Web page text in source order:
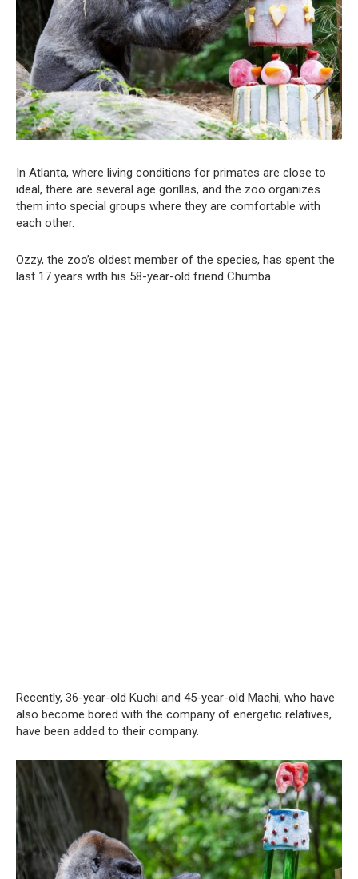
In Atlanta, where living conditions for primates are close to
ideal, there are several age gorillas, and the zoo organizes
them into special groups where they are comfortable with
each other.
Ozzy, the zoo’s oldest member of the species, has spent the
last 17 years with his 58-year-old friend Chumba.
Recently, 36-year-old Kuchi and 45-year-old Machi, who have
also become bored with the company of energetic relatives,
have been added to their company.